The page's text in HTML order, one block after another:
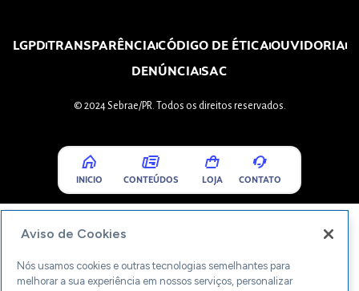
LGPDTRANSPARÊNCIACÓDIGO DE ÉTICAOUVIDORIA
DENÚNCIASAC
© 2024 Sebrae/PR. Todos os direitos reservados.
INICIO CONTEÚDOS LOJA CONTATO
Aviso de Cookies
Nós usamos cookies e outras tecnologias semelhantes para
melhorar a sua experiência em nossos serviços, personalizar